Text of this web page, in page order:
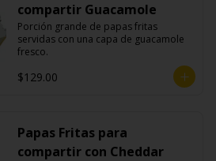
compartir Guacamole
Porción grande de papas fritas
servidas con una capa de guacamole
fresco.
$129.00
Papas Fritas para
compartir con Cheddar